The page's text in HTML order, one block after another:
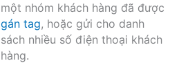
một nhóm khách hàng đã được
gán tag, hoặc gửi cho danh
sách nhiều số điện thoại khách
hàng.